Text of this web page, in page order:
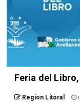
Feria del
Region Litoral